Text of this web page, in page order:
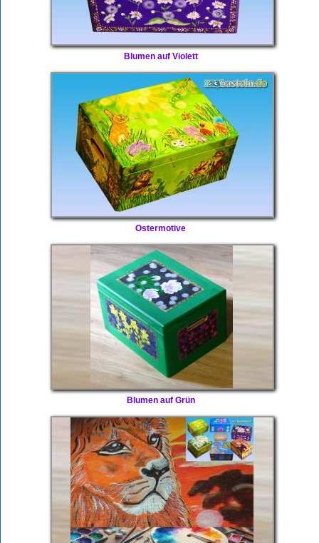
Blumen auf Violett
Ostermotive
Blumen auf Grün